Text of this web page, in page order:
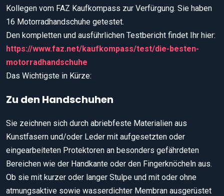
Kollegen vom FAZ Kaufkompass zur Verfürgung. Sie haben
16 Motorradhandschuhe getestet.
Den kompletten und ausführlichen Testbericht findet Ihr hier:
https://www.faz.net/kaufkompass/test/die-besten-
motorradhandschuhe
Das Wichtigste in Kürze:
Zu den Handschuhen
Sie zeichnen sich durch abriebfeste Materialien aus
Kunstfasern und/oder Leder mit aufgesetzten oder
eingearbeiteten Protektoren an besonders gefährdeten
Bereichen wie der Handkante oder den Fingerknöcheln aus.
Ob sie mit kurzer oder langer Stulpe und mit oder ohne
atmungsaktive sowie wasserdichter Membran ausgerüstet